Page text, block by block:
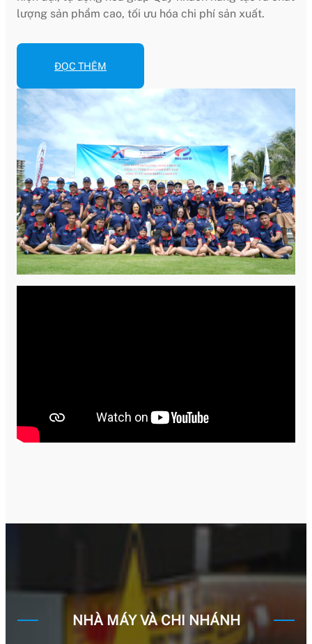
lượng sản phẩm cao, tối ưu hóa chi phí sản xuất.
ĐỌC THÊM
NHÀ MÁY VÀ CHI NHÁNH